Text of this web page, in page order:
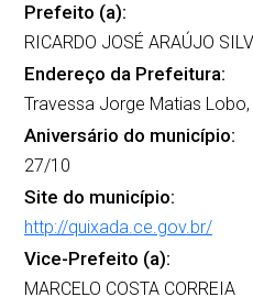
Prefeito (a):
RICARDO JOSÉ ARAÚJO
Endereço da Prefeitura:
Travessa Jorge Matias
Aniversário do município:
27/10
Site do município:
http://quixada.ce.gov.br/
Vice-Prefeito (a):
MARCELO COSTA CORREIA